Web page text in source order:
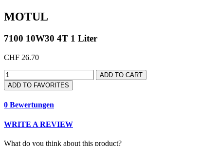
MOTUL
7100 10W30 4T 1 Liter
CHF 26.70
ADD TO CART
ADD TO FAVORITES
0 Bewertungen
WRITE A REVIEW
What do you think about this product?